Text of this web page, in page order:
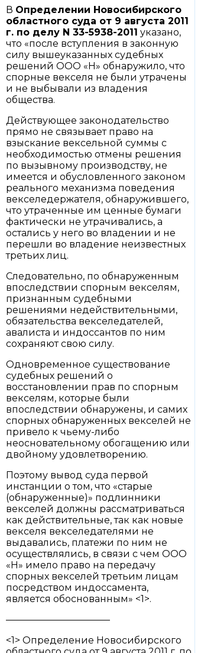
В Определении Новосибирского
областного суда от 9 августа 2011
г. по делу N 33-5938-2011 указано,
что «после вступления в законную
силу вышеуказанных судебных
решений ООО «Н» обнаружило, что
спорные векселя не были утрачены
и не выбывали из владения
общества.
Действующее законодательство
прямо не связывает право на
взыскание вексельной суммы с
необходимостью отмены решения
по вызывному производству, не
имеется и обусловленного законом
реального механизма поведения
векселедержателя, обнаружившего,
что утраченные им ценные бумаги
фактически не утрачивались, а
остались у него во владении и не
перешли во владение неизвестных
третьих лиц.
Следовательно, по обнаруженным
впоследствии спорным векселям,
признанным судебными
решениями недействительными,
обязательства векселедателей,
авалиста и индоссантов по ним
сохраняют свою силу.
Одновременное существование
судебных решений о
восстановлении прав по спорным
векселям, которые были
впоследствии обнаружены, и самих
спорных обнаруженных векселей не
привело к чьему-либо
неосновательному обогащению или
двойному удовлетворению.
Поэтому вывод суда первой
инстанции о том, что «старые
(обнаруженные)» подлинники
векселей должны рассматриваться
как действительные, так как новые
векселя векселедателями не
выдавались, платежи по ним не
осуществлялись, в связи с чем ООО
«Н» имело право на передачу
спорных векселей третьим лицам
посредством индоссамента,
является обоснованным» <1>.
———————————
<1> Определение Новосибирского